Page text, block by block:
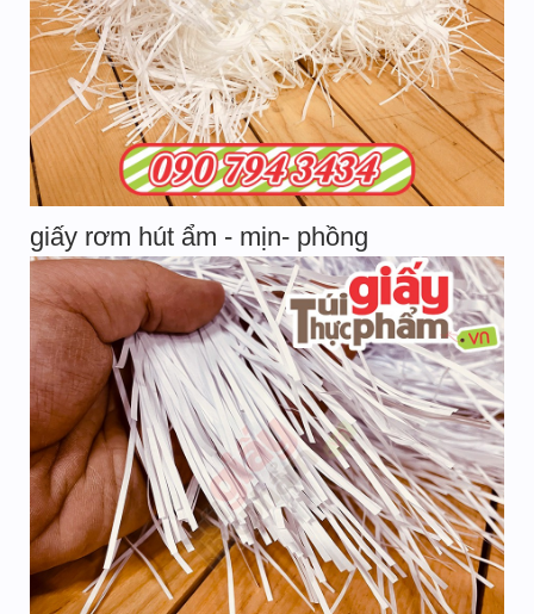
giấy rơm hút ẩm - mịn- phồng